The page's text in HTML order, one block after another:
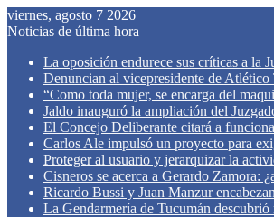
viernes, agosto 7 2026
Noticias de última hora
La oposición endurece sus críticas a la
Denuncian al vicepresidente de Atlético
“Como toda mujer, se encarga del
Jaldo inauguró la ampliación del
El Concejo Deliberante citará a
Carlos Ale impulsó un proyecto para
Proteger al usuario y jerarquizar la
Cisneros se acerca a Gerardo Zamora:
Ricardo Bussi y Juan Manzur
La Gendarmería de Tucumán